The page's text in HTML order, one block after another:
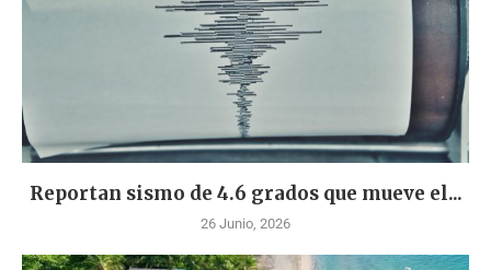
Reportan sismo de 4.6 grados que mueve el...
26 Junio, 2026